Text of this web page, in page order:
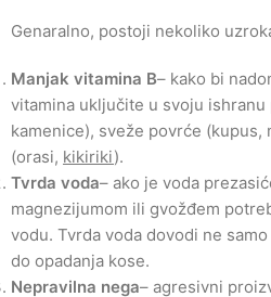
Genaralno, postoji nekoliko
Manjak vitamina B– kako bi
vitamina uključite u svoju
kamenice), sveže povrće (kupus,
(orasi, kikiriki).
Tvrda voda– ako je voda
magnezijumom ili gvožđem
vodu. Tvrda voda dovodi ne
do opadanja kose.
Nepravilna nega– agresivni